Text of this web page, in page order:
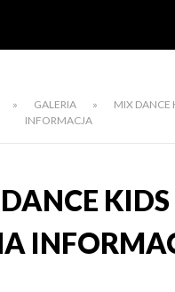
» GALERIA »
MIX DANCE
INFORMACJA
KIDS